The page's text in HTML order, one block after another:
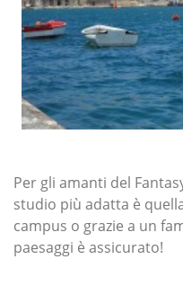
Per gli amanti del
studio più adatta è
campus o grazie a un
paesaggi è assicurato!